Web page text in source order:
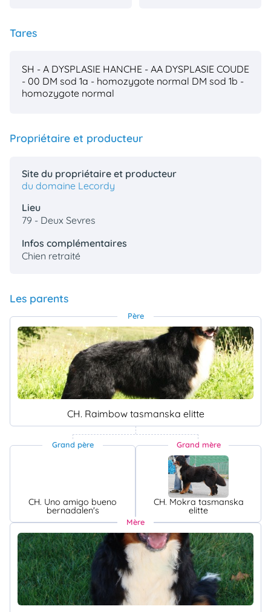
Tares
SH - A DYSPLASIE HANCHE - AA DYSPLASIE COUDE
- 00 DM sod 1a - homozygote normal DM sod 1b -
homozygote normal
Propriétaire et producteur
Site du propriétaire et producteur
du domaine Lecordy
Lieu
79 - Deux Sevres
Infos complémentaires
Chien retraité
Les parents
Père
CH. Raimbow tasmanska elitte
Grand père
CH. Uno amigo bueno
bernadalen's
Grand mère
CH. Mokra tasmanska
elitte
Mère